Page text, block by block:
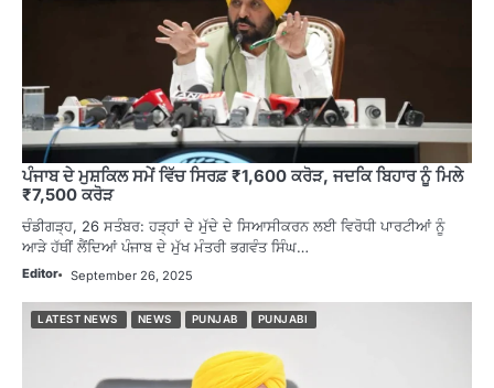
ਪੰਜਾਬ ਦੇ ਮੁਸ਼ਕਿਲ ਸਮੇਂ ਵਿੱਚ ਸਿਰਫ਼ ₹1,600 ਕਰੋੜ, ਜਦਕਿ ਬਿਹਾਰ ਨੂੰ ਮਿਲੇ
₹7,500 ਕਰੋੜ
ਚੰਡੀਗੜ੍ਹ, 26 ਸਤੰਬਰ: ਹੜ੍ਹਾਂ ਦੇ ਮੁੱਦੇ ਦੇ ਸਿਆਸੀਕਰਨ ਲਈ ਵਿਰੋਧੀ ਪਾਰਟੀਆਂ ਨੂੰ
ਆੜੇ ਹੱਥੀਂ ਲੈਂਦਿਆਂ ਪੰਜਾਬ ਦੇ ਮੁੱਖ ਮੰਤਰੀ ਭਗਵੰਤ ਸਿੰਘ…
Editor September 26, 2025
LATEST NEWS NEWS PUNJAB PUNJABI